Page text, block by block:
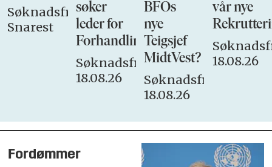
Søknadsfrist:
Snarest
søker
leder for
Forhandlingsutvalget
Søknadsfrist:
18.08.26
BFOs
nye
Teigsjef
MidtVest?
Søknadsfrist:
18.08.26
vår nye
18.08.26
Fordømmer